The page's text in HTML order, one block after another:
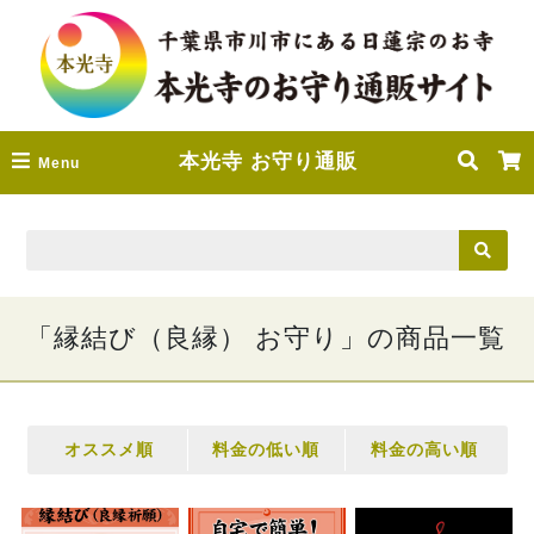
Menu 本光寺 お守り通販
「縁結び（良縁） お守り」の商品一覧
オススメ順 料金の低い順 料金の高い順